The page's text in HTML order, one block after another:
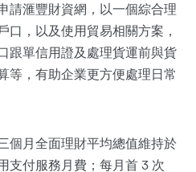
請滙豐財資網，以一個綜合理
口，以及使用貿易相關方案，
跟單信用證及處理貨運前與貨
等，有助企業更方便處理日常
個月全面理財平均總值維持於
支付服務月費；每月首 3 次